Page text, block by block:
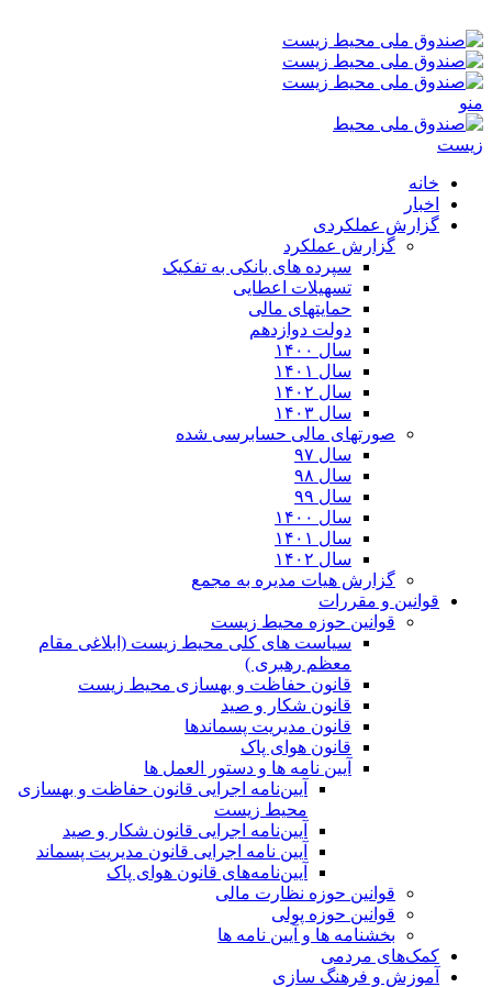
منو
خانه
اخبار
گزارش عملکردی
گزارش عملکرد
سپرده های بانکی به تفکیک
تسهیلات اعطایی
حمایتهای مالی
دولت دوازدهم
سال ۱۴۰۰
سال ۱۴۰۱
سال ۱۴۰۲
سال ۱۴۰۳
صورتهای مالی حسابرسی شده
سال ۹۷
سال ۹۸
سال ۹۹
سال ۱۴۰۰
سال ۱۴۰۱
سال ۱۴۰۲
گزارش هیات مدیره به مجمع
قوانین و مقررات
قوانین حوزه محیط زیست
ﺳﯿﺎﺳﺖ ﻫﺎی ﮐﻠﯽ ﻣﺤﯿﻂ زﯾﺴﺖ (ابلاغی مقام
معظم رهبری )
قانون حفاظت و بهسازی محیط زیست
قانون شکار و صید
قانون مدیریت پسماندها
قانون هوای پاک
آیین نامه ها و دستور العمل ها
آیین‌نامه اجرایی قانون حفاظت و بهسازی
محیط زیست
آیین‌نامه اجرایی قانون شکار و صید
آیین نامه اجرایی قانون مدیریت پسماند
آیین‌نامه‌های قانون هوای پاک
قوانین حوزه نظارت مالی
قوانین حوزه پولی
بخشنامه ها و آیین نامه ها
کمک‌های مردمی
آموزش و فرهنگ سازی